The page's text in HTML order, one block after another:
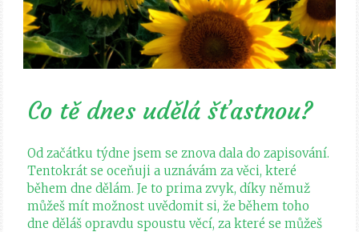
Co tě dnes udělá šťastnou?
Od začátku týdne jsem se znova dala do zapisování.
Tentokrát se oceňuji a uznávám za věci, které
během dne dělám. Je to prima zvyk, díky němuž
můžeš mít možnost uvědomit si, že během toho
dne děláš opravdu spoustu věcí, za které se můžeš